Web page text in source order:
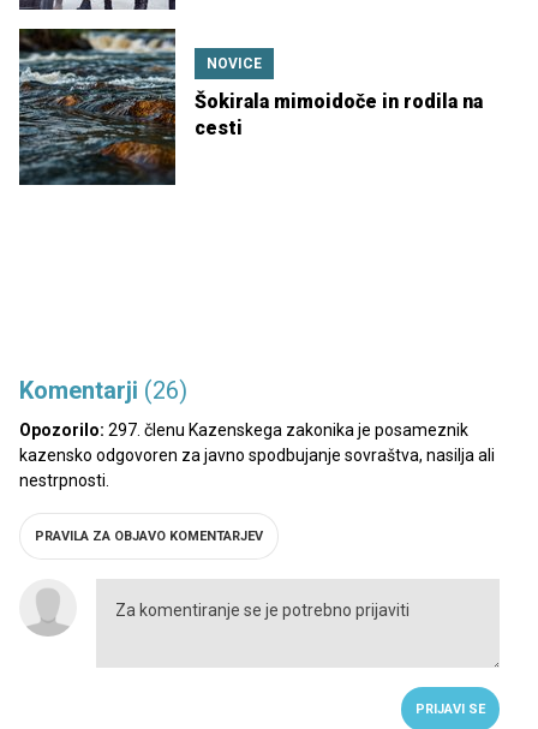
NOVICE
Šokirala mimoidoče in rodila na
cesti
Komentarji (26)
Opozorilo: 297. členu Kazenskega zakonika je posameznik
kazensko odgovoren za javno spodbujanje sovraštva, nasilja ali
nestrpnosti.
PRAVILA ZA OBJAVO KOMENTARJEV
PRIJAVI SE